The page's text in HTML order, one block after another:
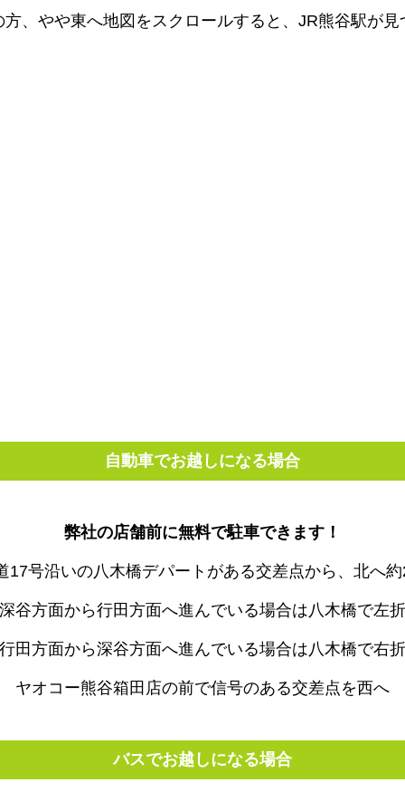
、やや東へ地図をスクロールすると、JR熊谷駅が見
自動車でお越しになる場合
弊社の店舗前に無料で駐車できます！
17号沿いの八木橋デパートがある交差点から、北へ約
深谷方面から行田方面へ進んでいる場合は八木橋で左折
行田方面から深谷方面へ進んでいる場合は八木橋で右折
ヤオコー熊谷箱田店の前で信号のある交差点を西へ
バスでお越しになる場合